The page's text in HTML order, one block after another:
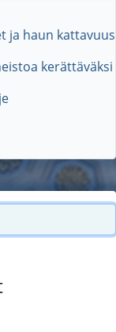
ja haun kattavuus
kerättäväksi